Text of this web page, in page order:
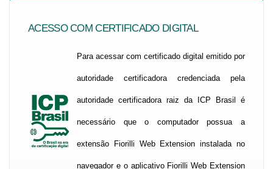
ACESSO COM CERTIFICADO DIGITAL
Para acessar com certificado digital emitido por
autoridade certificadora credenciada pela
autoridade certificadora raiz da ICP Brasil é
necessário que o computador possua a
extensão Fiorilli Web Extension instalada no
navegador e o aplicativo Fiorilli Web Extension